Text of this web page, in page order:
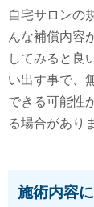
自宅サロンの
んな補償内容
してみると良
い出す事で、
できる可能性
る場合があり
施術内容